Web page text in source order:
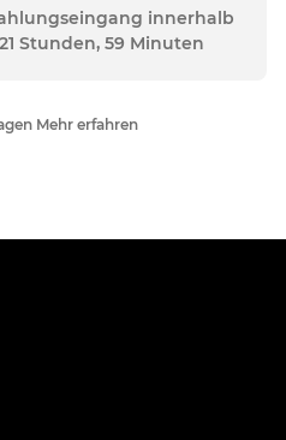
innerhalb
Stunden, 59 Minuten
Mehr erfahren